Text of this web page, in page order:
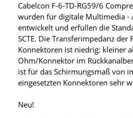
Cabelcon F-6-TD-RG59/6
wurden für digitale Multimedia -
entwickelt und erfüllen die
SCTE. Die Transferimpedanz der
Konnektoren ist niedrig: kleiner
Ohm/Konnektor im
ist für das Schirmungsmaß von
eingesetzten Konnektoren sehr
Neu!